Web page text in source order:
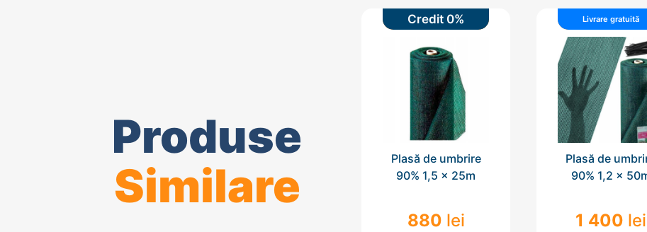
Produse
Similare
Credit 0%
Plasă de umbrire
90% 1,5 x 25m
880 lei
Preț redus
Plasă de
90% 1,2 x
1 400 lei